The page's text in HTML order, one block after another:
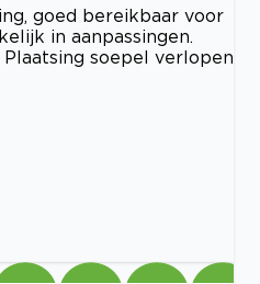
goed bereikbaar voor
in aanpassingen.
soepel verlopen